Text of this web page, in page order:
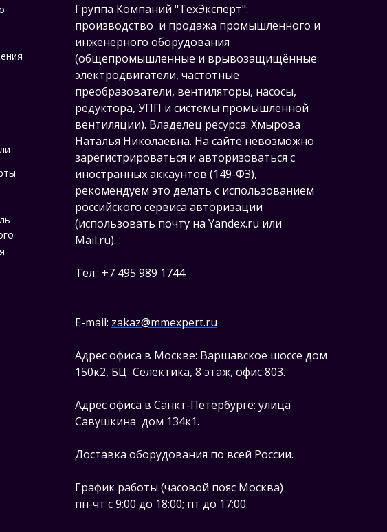
Группа Компаний "ТехЭксперт":
производство и продажа промышленного и
инженерного оборудования
(общепромышленные и врывозащищённые
электродвигатели, частотные
преобразователи, вентиляторы, насосы,
редуктора, УПП и системы промышленной
вентиляции). Владелец ресурса: Хмырова
Наталья Николаевна. На сайте невозможно
зарегистрироваться и авторизоваться с
иностранных аккаунтов (149-ФЗ),
рекомендуем это делать с использованием
российского сервиса авторизации
(использовать почту на Yandex.ru или
Mail.ru). :
Тел.: +7 495 989 1744
E-mail: zakaz@mmexpert.ru
Адрес офиса в Москве: Варшавское шоссе дом
150к2, БЦ Селектика, 8 этаж, офис 803.
Адрес офиса в Санкт-Петербурге: улица
Савушкина дом 134к1.
Доставка оборудования по всей России.
График работы (часовой пояс Москва)
пн-чт с 9:00 до 18:00; пт до 17:00.